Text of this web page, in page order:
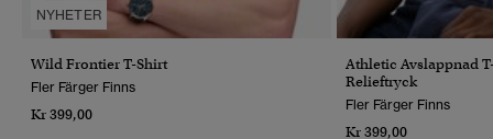
NYHETER
Wild Frontier T-Shirt
Fler Färger Finns
Kr 399,00
Athletic Avslappnad
Relieftryck
Fler Färger Finns
Kr 399,00